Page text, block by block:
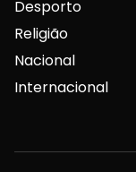
Desporto
Religião
Nacional
Internacional